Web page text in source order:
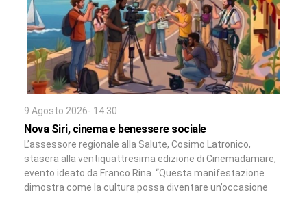
9 Agosto 2026- 14:30
Nova Siri, cinema e benessere sociale
L’assessore regionale alla Salute, Cosimo Latronico,
stasera alla ventiquattresima edizione di Cinemadamare,
evento ideato da Franco Rina. “Questa manifestazione
dimostra come la cultura possa diventare un’occasione